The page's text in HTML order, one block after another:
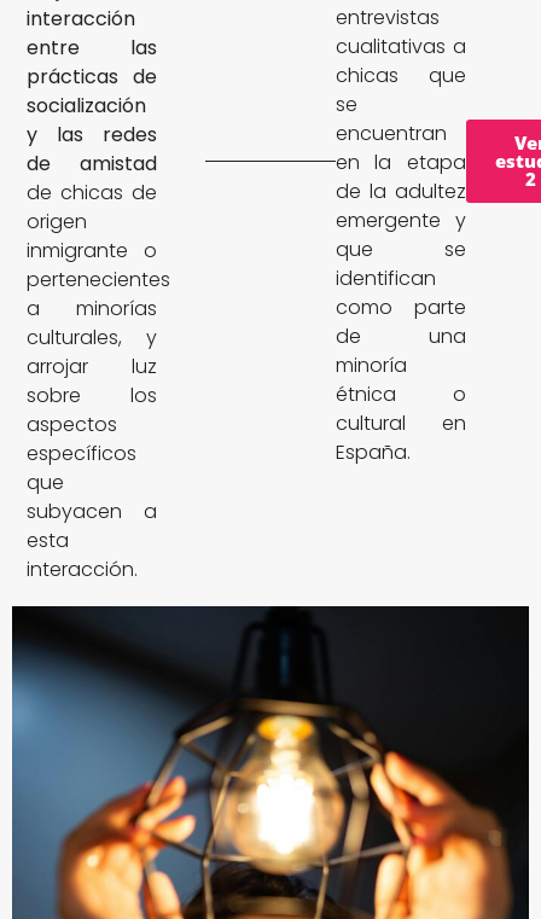
interacción
entre las
prácticas de
socialización
y las redes
de amistad
de chicas de
origen
inmigrante o
pertenecientes
a minorías
culturales, y
arrojar luz
sobre los
aspectos
específicos
que
subyacen a
esta
interacción.
entrevistas
cualitativas a
chicas que
se
encuentran
en la etapa
de la adultez
emergente y
que se
identifican
como parte
de una
minoría
étnica o
cultural en
España.
2